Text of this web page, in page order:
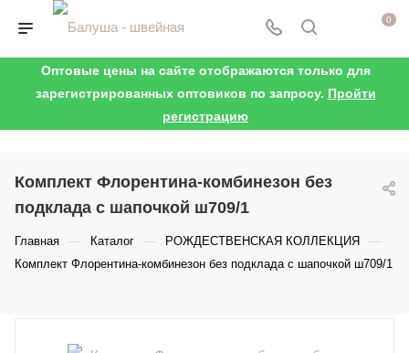
0
Оптовые цены на сайте отображаются только для
зарегистрированных оптовиков по запросу. Пройти
регистрацию
Комплект Флорентина-комбинезон без
подклада с шапочкой ш709/1
Главная — Каталог — РОЖДЕСТВЕНСКАЯ КОЛЛЕКЦИЯ —
Комплект Флорентина-комбинезон без подклада с шапочкой ш709/1